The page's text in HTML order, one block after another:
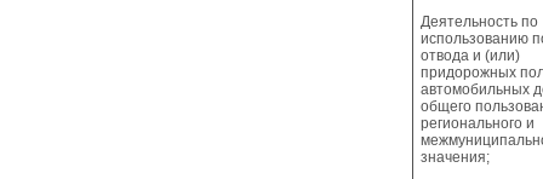
Деятельность по
использованию
отвода и (или)
придорожных
автомобильных
общего
регионального и
значения;